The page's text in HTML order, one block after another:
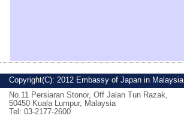
Copyright(C): 2012 Embassy of Japan in Malaysia
No.11 Persiaran Stonor, Off Jalan Tun Razak,
50450 Kuala Lumpur, Malaysia
Tel: 03-2177-2600